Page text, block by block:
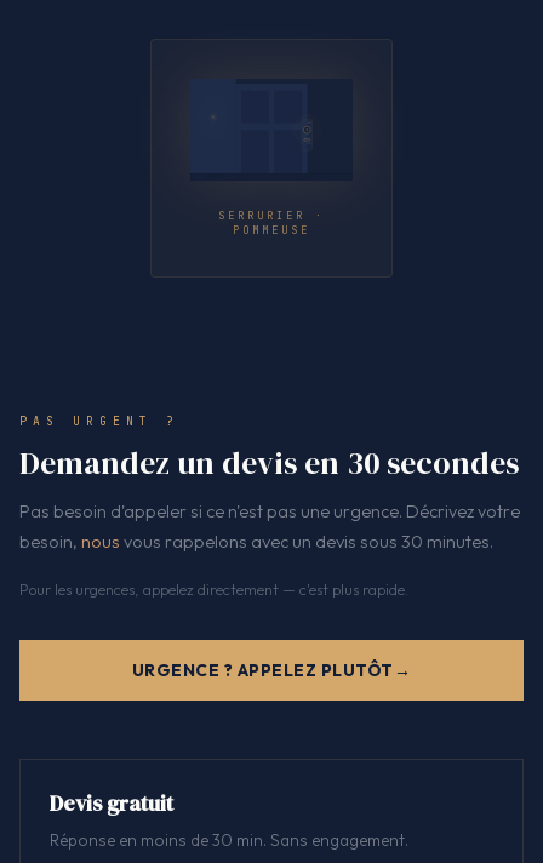
SERRURIER ·
POMMEUSE
PAS URGENT ?
Demandez un devis en 30 secondes
Pas besoin d'appeler si ce n'est pas une urgence. Décrivez votre
besoin, nous vous rappelons avec un devis sous 30 minutes.
Pour les urgences, appelez directement — c'est plus rapide.
URGENCE ? APPELEZ PLUTÔT
Devis gratuit
Réponse en moins de 30 min. Sans engagement.